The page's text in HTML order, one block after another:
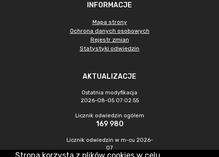
INFORMACJE
Mapa strony
Ochrona danych osobowych
Rejestr zmian
Statystyki odwiedzin
AKTUALIZACJE
Ostatnia modyfikacja
2026-08-05 07:02:55
Licznik odwiedzin ogółem
169 980
Licznik odwiedzin w m-cu 2026-
07